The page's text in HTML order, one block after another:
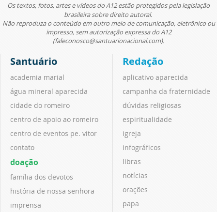
Os textos, fotos, artes e vídeos do A12 estão protegidos pela legislação
brasileira sobre direito autoral.
Não reproduza o conteúdo em outro meio de comunicação, eletrônico ou
impresso, sem autorização expressa do A12
(faleconosco@santuarionacional.com).
Santuário
academia marial
água mineral aparecida
cidade do romeiro
centro de apoio ao romeiro
centro de eventos pe. vitor
contato
doação
família dos devotos
história de nossa senhora
imprensa
Redação
aplicativo aparecida
campanha da fraternidade
dúvidas religiosas
espiritualidade
igreja
infográficos
libras
notícias
orações
papa